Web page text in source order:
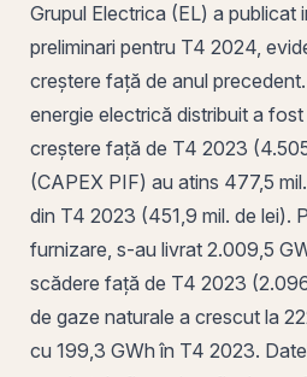
Grupul Electrica (EL) a publicat
preliminari pentru T4 2024,
creștere față de anul
energie electrică distribuit a
creștere față de T4 2023
(CAPEX PIF) au atins 477,5
din T4 2023 (451,9 mil. de lei).
furnizare, s-au livrat 2.009,5
scădere față de T4 2023
de gaze naturale a crescut la
cu 199,3 GWh în T4 2023.